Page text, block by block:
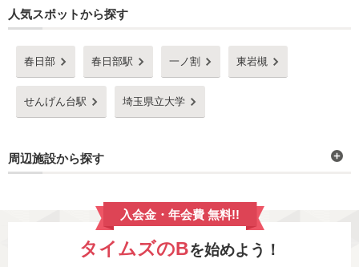
人気スポットから探す
春日部 春日部駅 一ノ割 東岩槻
せんげん台駅 埼玉県立大学
周辺施設から探す
入会金・年会費 無料!!
タイムズのBを始めよう！